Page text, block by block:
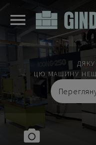
ЦЮ МАШИНУ